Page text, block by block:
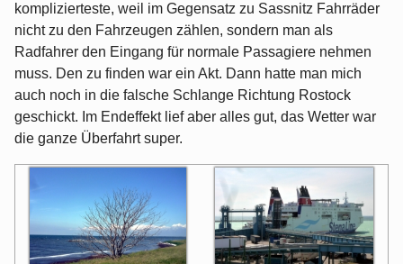
komplizierteste, weil im Gegensatz zu Sassnitz Fahrräder
nicht zu den Fahrzeugen zählen, sondern man als
Radfahrer den Eingang für normale Passagiere nehmen
muss. Den zu finden war ein Akt. Dann hatte man mich
auch noch in die falsche Schlange Richtung Rostock
geschickt. Im Endeffekt lief aber alles gut, das Wetter war
die ganze Überfahrt super.